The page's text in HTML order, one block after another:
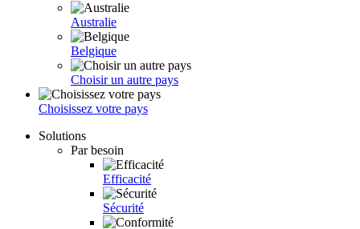
Australie
Belgique
Choisir un autre pays
Choisissez votre pays
Solutions
Par besoin
Efficacité
Sécurité